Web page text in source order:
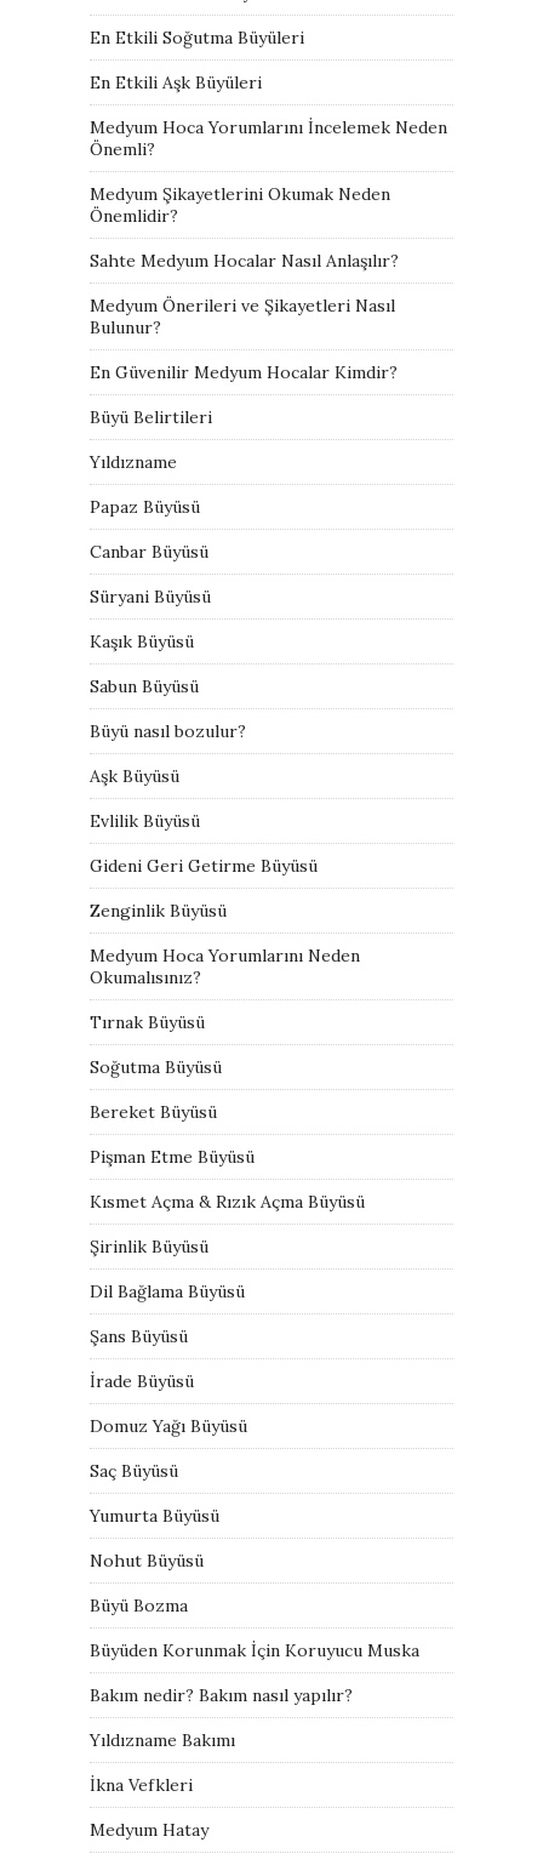
En Etkili Soğutma Büyüleri
En Etkili Aşk Büyüleri
Medyum Hoca Yorumlarını İncelemek Neden
Önemli?
Medyum Şikayetlerini Okumak Neden
Önemlidir?
Sahte Medyum Hocalar Nasıl Anlaşılır?
Medyum Önerileri ve Şikayetleri Nasıl
Bulunur?
En Güvenilir Medyum Hocalar Kimdir?
Büyü Belirtileri
Yıldızname
Papaz Büyüsü
Canbar Büyüsü
Süryani Büyüsü
Kaşık Büyüsü
Sabun Büyüsü
Büyü nasıl bozulur?
Aşk Büyüsü
Evlilik Büyüsü
Gideni Geri Getirme Büyüsü
Zenginlik Büyüsü
Medyum Hoca Yorumlarını Neden
Okumalısınız?
Tırnak Büyüsü
Soğutma Büyüsü
Bereket Büyüsü
Pişman Etme Büyüsü
Kısmet Açma & Rızık Açma Büyüsü
Şirinlik Büyüsü
Dil Bağlama Büyüsü
Şans Büyüsü
İrade Büyüsü
Domuz Yağı Büyüsü
Saç Büyüsü
Yumurta Büyüsü
Nohut Büyüsü
Büyü Bozma
Büyüden Korunmak İçin Koruyucu Muska
Bakım nedir? Bakım nasıl yapılır?
Yıldızname Bakımı
İkna Vefkleri
Medyum Hatay